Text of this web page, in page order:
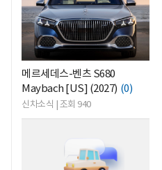
메르세데스-벤츠 S680
Maybach [US] (2027) (0)
신차소식 | 조회 940